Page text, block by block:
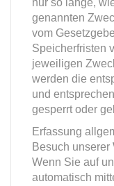
nur so lange,
genannten
vom
Speicherfristen
jeweiligen
werden die
und
gesperrt oder
Erfassung
Besuch unserer
Wenn Sie auf
automatisch